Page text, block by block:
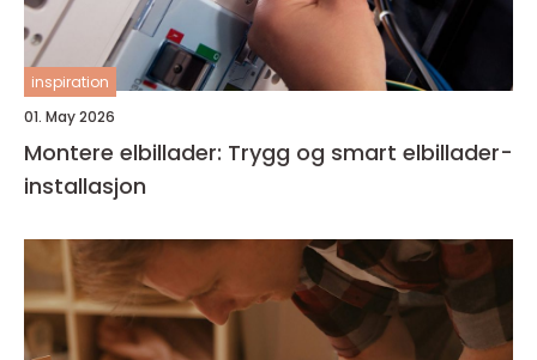
inspiration
01. May 2026
Montere elbillader: Trygg og smart elbillader-
installasjon